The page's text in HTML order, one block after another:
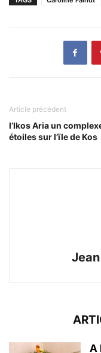
Article précédent
l’Ikos Aria un
étoiles sur l’ïle de Kos
A